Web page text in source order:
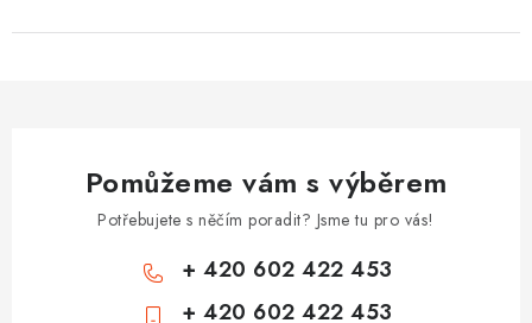
Pomůžeme vám s výběrem
Potřebujete s něčím poradit? Jsme tu pro vás!
+ 420 602 422 453
+ 420 602 422 453